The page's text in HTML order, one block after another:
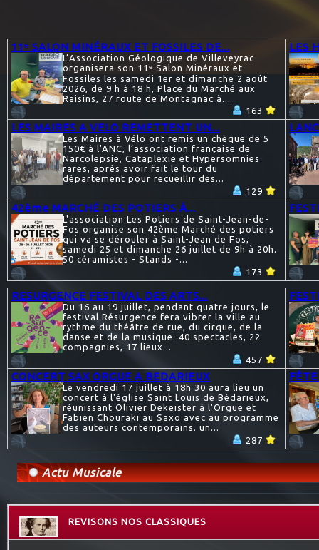
11ᵉ SALON MINÉRAUX ET FOSSILES DE...
L’Association Géologique de Villeveyrac
organisera son 11ᵉ Salon Minéraux et
Fossiles les samedi 1er et dimanche 2 août
2026, de 9 h à 18 h, Place du Marché aux
Raisins, 27 route de Montagnac à...
163
LES
LES MAIRES A VELO REMETTENT UN...
Les Maires à Vélo ont remis un chèque de 5
150€ à l'ANC, l’association française de
Narcolepsie, Cataplexie et Hypersomnies
rares, après avoir fait le tour du
département pour recueillir des...
129
42ème MARCHÉ DES POTIERS À...
L'association Les Potiers de Saint-Jean-de-
Fos organise son 42ème Marché des potiers
qui va se dérouler à Saint-Jean de Fos,
samedi 25 et dimanche 26 juillet de 9h à 20h.
50 céramistes - Stands -...
173
RESURGENCE FESTIVAL DES ARTS...
Du 16 au 19 juillet, pendant quatre jours, le
festival Résurgence fera vibrer la ville au
rythme du théâtre de rue, du cirque, de la
danse et de la musique. 40 spectacles, 22
compagnies, 17 lieux...
457
CONCERT SAX ORGUE A BEDARIEUX
Le vendredi 17 juillet à 18h 30 aura lieu un
concert à l'église Saint Louis de Bédarieux,
réunissant Olivier Dekeister à l'Orgue et
Fabien Chouraki au Saxo avec au programme
des auteurs contemporains. un...
287
Actu Musicale
REVISONS NOS CLASSIQUES